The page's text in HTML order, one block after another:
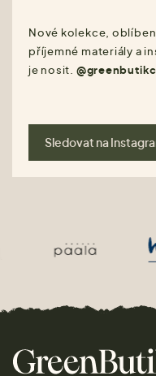
Nové kolekce,
příjemné materiály a
je nosit.
Sledovat na